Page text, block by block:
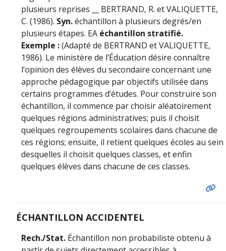
plusieurs reprises __ BERTRAND, R. et VALIQUETTE,
C. (1986). Syn.échantillon à plusieurs degrés/en
plusieurs étapes. EA échantillon stratifié.
Exemple :(Adapté de BERTRAND et VALIQUETTE,
1986). Le ministère de l’Éducation désire connaître
l’opinion des élèves du secondaire concernant une
approche pédagogique par objectifs utilisée dans
certains programmes d’études. Pour construire son
échantillon, il commence par choisir aléatoirement
quelques régions administratives; puis il choisit
quelques regroupements scolaires dans chacune de
ces régions; ensuite, il retient quelques écoles au sein
desquelles il choisit quelques classes, et enfin
quelques élèves dans chacune de ces classes.
ÉCHANTILLON ACCIDENTEL
Rech./Stat. Échantillon non probabiliste obtenu à